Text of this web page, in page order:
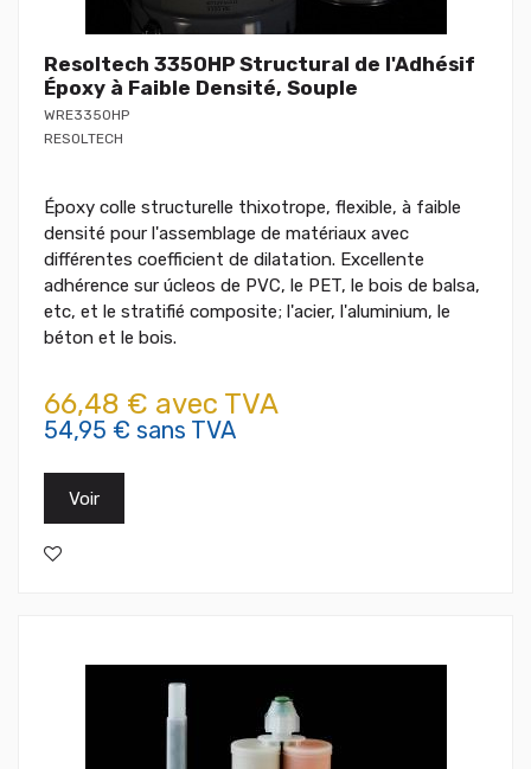
Resoltech 3350HP Structural de l'Adhésif
Époxy à Faible Densité, Souple
WRE3350HP
RESOLTECH
Époxy colle structurelle thixotrope, flexible, à faible
densité pour l'assemblage de matériaux avec
différentes coefficient de dilatation. Excellente
adhérence sur úcleos de PVC, le PET, le bois de balsa,
etc, et le stratifié composite; l'acier, l'aluminium, le
béton et le bois.
66,48 € avec TVA
54,95 € sans TVA
Voir